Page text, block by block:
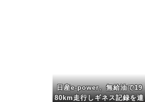
日産e-power、無給油で19
80km走行しギネス記録を達